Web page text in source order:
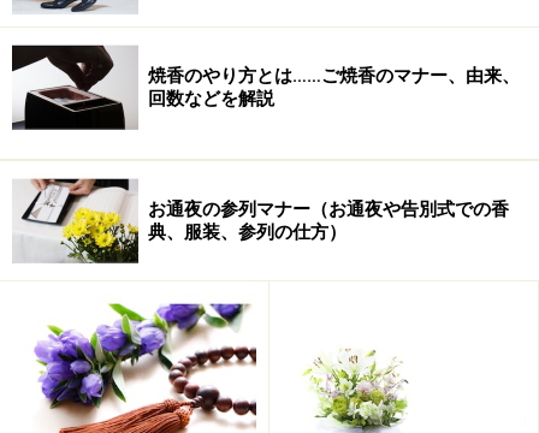
お通夜・葬式での会話マナー1：一般的なお
悔やみの言葉
「ご愁傷様です」という言葉は、普段使いなれないだけによ
そよそしいイメージがありますが、相手を気遣う意味が含ま
焼香のやり方とは……ご焼香のマナー、由来、
回数などを解説
お通夜の参列マナー（お通夜や告別式での香
典、服装、参列の仕方）